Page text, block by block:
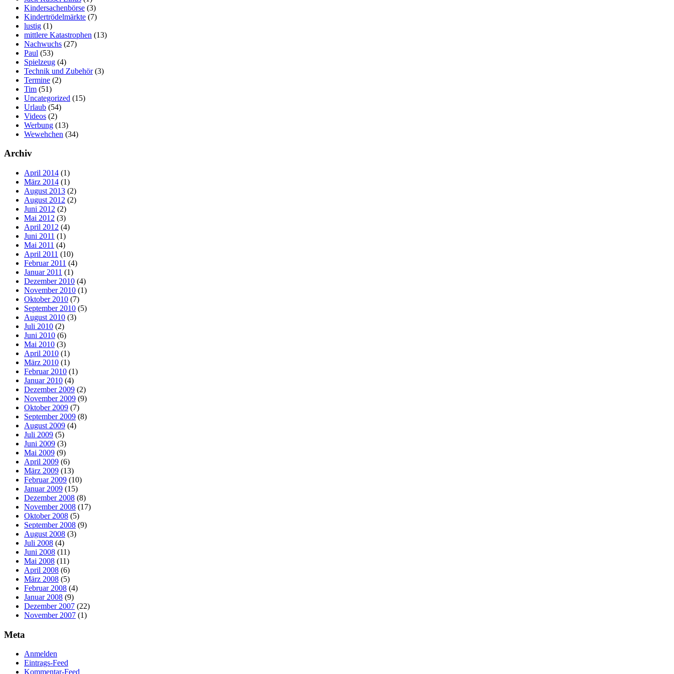
Kindersachenbörse (3)
Kindertrödelmärkte (7)
lustig (1)
mittlere Katastrophen (13)
Nachwuchs (27)
Paul (53)
Spielzeug (4)
Technik und Zubehör(3)
Termine (2)
Tim (51)
Uncategorized (15)
Urlaub (54)
Videos (2)
Werbung (13)
Wewehchen (34)
Archiv
April 2014 (1)
März 2014 (1)
August 2013 (2)
August 2012 (2)
Juni 2012 (2)
Mai 2012 (3)
April 2012 (4)
Juni 2011 (1)
Mai 2011 (4)
April 2011 (10)
Februar 2011 (4)
Januar 2011 (1)
Dezember 2010 (4)
November 2010 (1)
Oktober 2010 (7)
September 2010 (5)
August 2010 (3)
Juli 2010 (2)
Juni 2010 (6)
Mai 2010 (3)
April 2010 (1)
März 2010 (1)
Februar 2010 (1)
Januar 2010 (4)
Dezember 2009 (2)
November 2009 (9)
Oktober 2009 (7)
September 2009 (8)
August 2009 (4)
Juli 2009 (5)
Juni 2009 (3)
Mai 2009 (9)
April 2009 (6)
März 2009 (13)
Februar 2009 (10)
Januar 2009 (15)
Dezember 2008 (8)
November 2008 (17)
Oktober 2008 (5)
September 2008 (9)
August 2008 (3)
Juli 2008 (4)
Juni 2008 (11)
Mai 2008 (11)
April 2008 (6)
März 2008 (5)
Februar 2008 (4)
Januar 2008 (9)
Dezember 2007 (22)
November 2007 (1)
Meta
Anmelden
Eintrags-Feed
Kommentar-Feed